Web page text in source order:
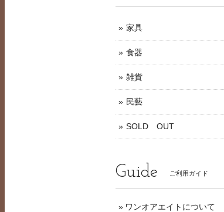
家具
食器
雑貨
民藝
SOLD OUT
Guide ご利用ガイド
ワンオアエイトについて